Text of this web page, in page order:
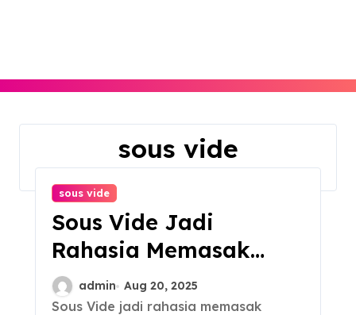
sous vide
sous vide
Sous Vide Jadi
Rahasia Memasak
Daging Empuk
admin Aug 20, 2025
Sous Vide jadi rahasia memasak